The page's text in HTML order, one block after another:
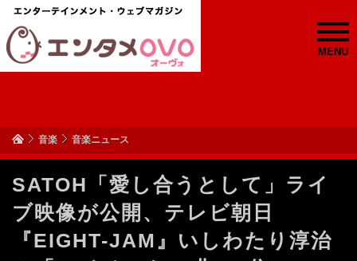
MENU
音楽 音楽ニュース
SATOH「愛し合うとして」ライ
ブ映像が公開、テレビ朝日
『EIGHT-JAM』いしわたり淳治